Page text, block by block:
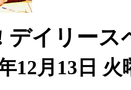
デイリース
12月13日